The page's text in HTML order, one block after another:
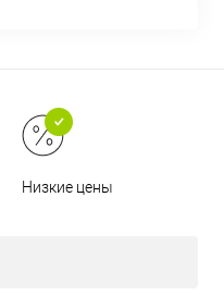
Низкие цены